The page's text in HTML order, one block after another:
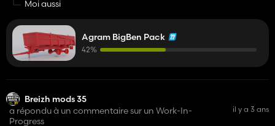
Moi aussi
Agram BigBen Pack
42%
Breizh mods 35
a répondu à un commentaire sur un Work-In-
Progress
il y a 3 ans